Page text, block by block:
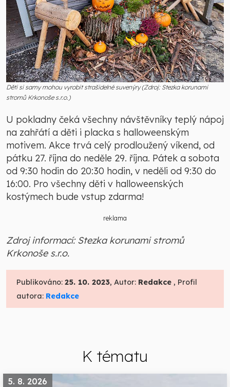
Děti si samy mohou vyrobit strašidelné suvenýry (Zdroj: Stezka korunami
stromů Krkonoše s.r.o.)
U pokladny čeká všechny návštěvníky teplý nápoj
na zahřátí a děti i placka s halloweenským
motivem. Akce trvá celý prodloužený víkend, od
pátku 27. října do neděle 29. října. Pátek a sobota
od 9:30 hodin do 20:30 hodin, v neděli od 9:30 do
16:00. Pro všechny děti v halloweenských
kostýmech bude vstup zdarma!
reklama
Zdroj informací: Stezka korunami stromů
Krkonoše s.r.o.
Publikováno: 25. 10. 2023, Autor: Redakce , Profil
autora: Redakce
K tématu
5. 8. 2026